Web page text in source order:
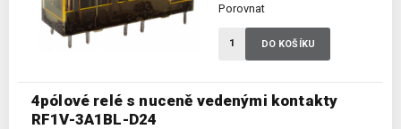
4pólové relé s nuceně vedenými kontakty
RF1V-3A1BL-D24
Porovnat
DO KOŠÍKU